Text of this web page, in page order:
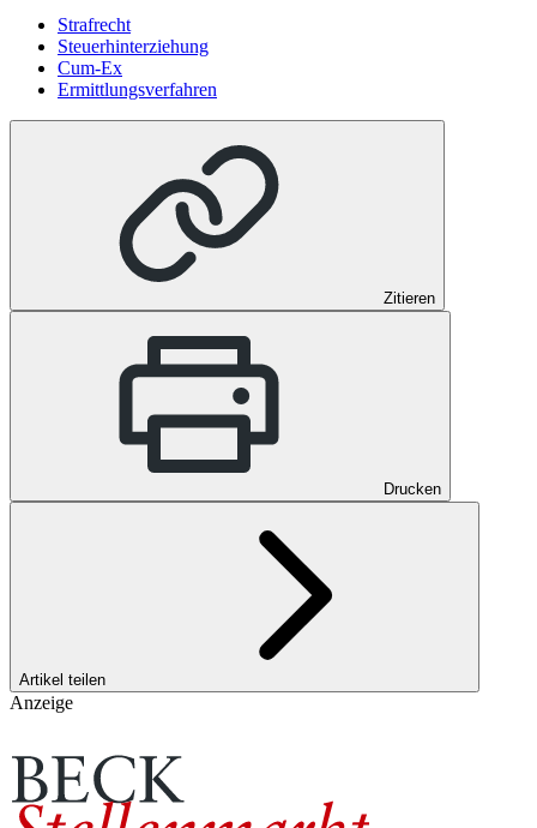
Strafrecht
Steuerhinterziehung
Cum-Ex
Ermittlungsverfahren
Zitieren
Drucken
Artikel teilen
Anzeige